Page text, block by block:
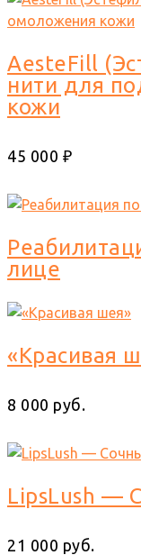
AesteFill
нити для
кожи
45 000 ₽
лице
«Красивая
8 000 руб.
LipsLush —
21 000 руб.